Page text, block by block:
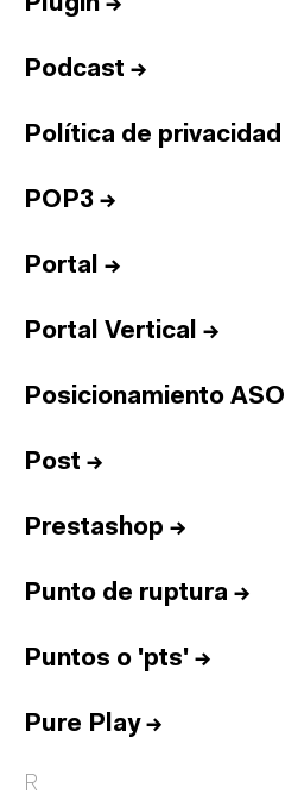
Podcast →
Política de privacidad
POP3 →
Portal →
Portal Vertical →
Posicionamiento ASO
Post →
Prestashop →
Punto de ruptura →
Puntos o 'pts' →
Pure Play→
R